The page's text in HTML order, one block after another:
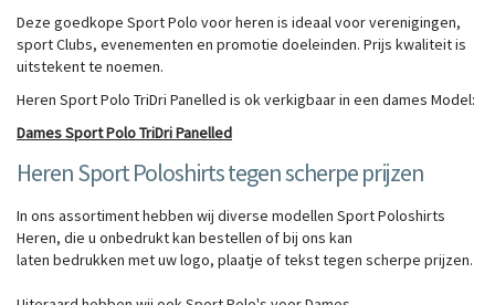
Deze goedkope Sport Polo voor heren is ideaal voor verenigingen,
sport Clubs, evenementen en promotie doeleinden. Prijs kwaliteit is
uitstekent te noemen.
Heren Sport Polo TriDri Panelled is ok verkigbaar in een dames Model:
Dames Sport Polo TriDri Panelled
Heren Sport Poloshirts tegen scherpe prijzen
In ons assortiment hebben wij diverse modellen Sport Poloshirts
Heren, die u onbedrukt kan bestellen of bij ons kan
laten bedrukken met uw logo, plaatje of tekst tegen scherpe prijzen.